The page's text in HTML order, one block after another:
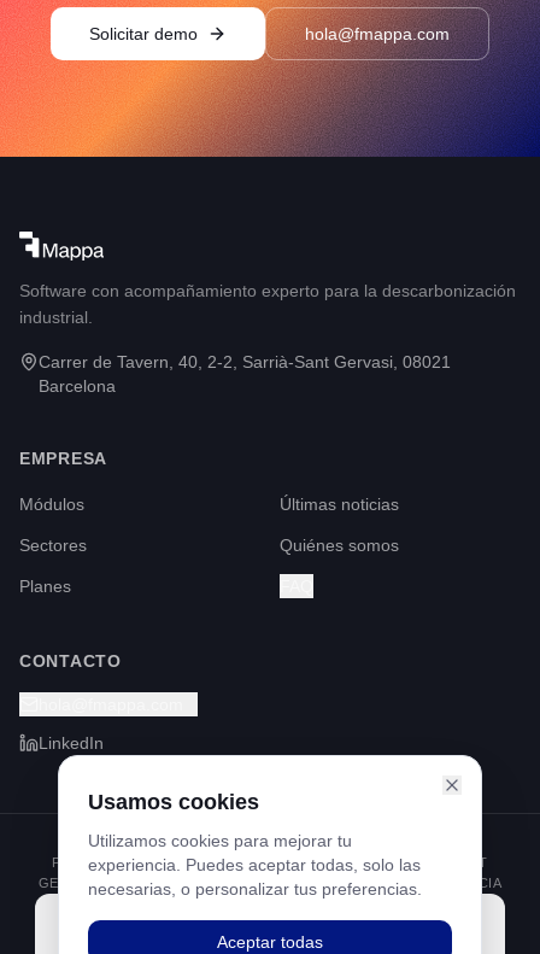
Solicitar demo hola@fmappa.com
Software con acompañamiento experto para la descarbonización
industrial.
Carrer de Tavern, 40, 2-2, Sarrià-Sant Gervasi, 08021
Barcelona
EMPRESA
Módulos
Sectores
Planes
Últimas noticias
Quiénes somos
CONTACTO
LinkedIn
PROGRAMA KIT DIGITAL FINANCIADO POR LOS FONDOS NEXT
GENERATION DEL MECANISMO DE RECUPERACIÓN Y RESILIENCIA
Usamos cookies
Utilizamos cookies para mejorar tu
experiencia. Puedes aceptar todas, solo las
necesarias, o personalizar tus preferencias.
Aceptar todas